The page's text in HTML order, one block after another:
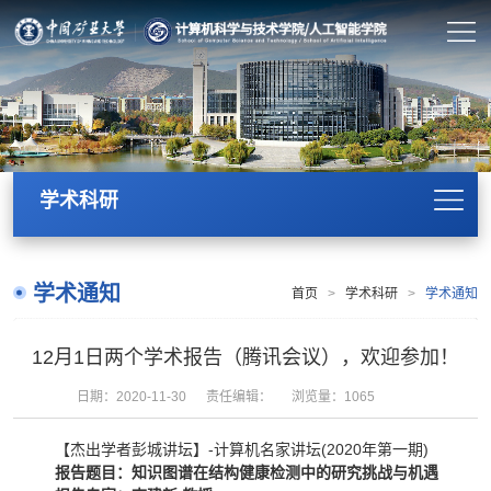
学术科研
学术通知 首页 > 学术科研 > 学术通知
12月1日两个学术报告（腾讯会议），欢迎参加！
日期：2020-11-30 责任编辑： 浏览量： 1065
【杰出学者彭城讲坛】-计算机名家讲坛(2020年第一期)
报告题目：知识图谱在结构健康检测中的研究挑战与机遇